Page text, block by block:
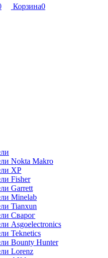
Корзина0
Nokta Makro
XP
Fisher
Garrett
Minelab
Tianxun
Сварог
Asgoelectronics
Teknetics
Bounty Hunter
Lorenz